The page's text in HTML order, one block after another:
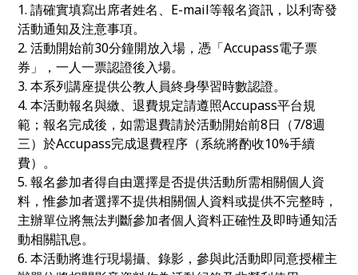
1. 請確實填寫出席者姓名、E-mail等報名資訊，以利寄發
活動通知及注意事項。
2. 活動開始前30分鐘開放入場，憑「Accupass電子票
券」，一人一票認證後入場。
3. 本系列講座提供公教人員終身學習時數認證。
4. 本活動報名與繳、退費規定請遵照Accupass平台規
範；報名完成後，如需退費請於活動開始前8日（7/8週
三）於Accupass完成退費程序（系統將酌收10%手續
費）。
5. 報名參加者得自由選擇是否提供活動所需相關個人資
料，惟參加者選擇不提供相關個人資料或提供不完整時，
主辦單位將無法判斷參加者個人資料正確性及即時通知活
動相關訊息。
6. 本活動將進行現場攝、錄影，參與此活動即同意授權主